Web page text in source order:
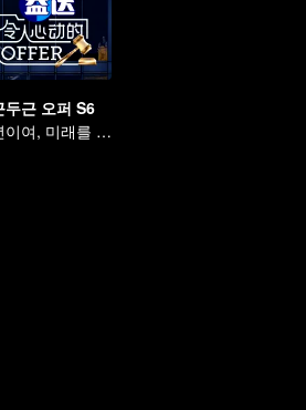
두근 오퍼 S6
소년이여, 미래를 기대하라